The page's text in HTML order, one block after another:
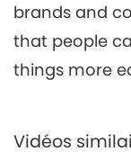
brands and
that people
things more
Vidéos